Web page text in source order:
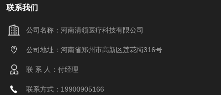
联系我们
公司名称：河南清领医疗科技有限公司
公司地址：河南省郑州市高新区莲花街316号
联 系 人：付经理
联系方式：19900905166